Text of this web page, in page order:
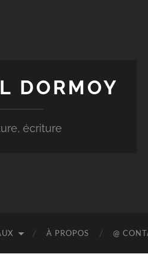
DORMOY
écriture
À PROPOS @